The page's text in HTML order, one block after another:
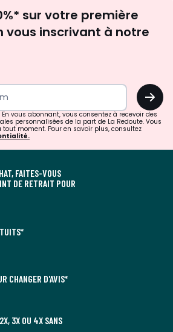
newsletter
sur votre première
vous inscrivant à notre
OK
En vous abonnant, vous consentez à recevoir des
personnalisées de la part de La Redoute. Vous
tout moment. Pour en savoir plus, consultez
FAITES-VOUS
DE RETRAIT POUR
CHANGER D'AVIS*
3X OU 4X SANS